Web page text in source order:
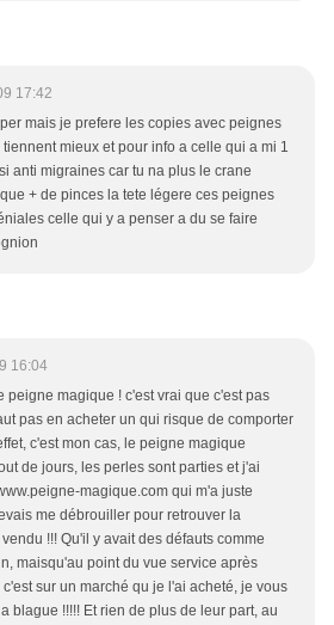
17:42
mais je prefere les copies avec peignes
mieux et pour info a celle qui a mi 1
anti migraines car tu na plus le crane
+ de pinces la tete légere ces peignes
celle qui y a penser a du se faire
16:04
peigne magique ! c'est vrai que c'est pas
pas en acheter un qui risque de comporter
c'est mon cas, le peigne magique
de jours, les perles sont parties et j'ai
magique.com qui m'a juste
me débrouiller pour retrouver la
!!! Qu'il y avait des défauts comme
maisqu'au point du vue service après
sur un marché qu je l'ai acheté, je vous
blague !!!!! Et rien de plus de leur part, au